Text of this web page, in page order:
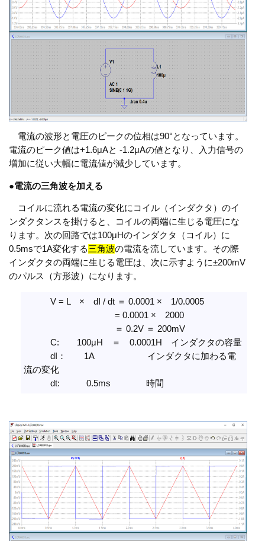
電流の波形と電圧のピークの位相は90°となっています。
電流のピーク値は+1.6μAと -1.2μAの値となり、入力信号の
増加に従い大幅に電流値が減少しています。
●電流の三角波を加える
コイルに流れる電流の変化にコイル（インダクタ）のイ
ンダクタンスを掛けると、コイルの両端に生じる電圧にな
ります。次の回路では100μHのインダクタ（コイル）に
0.5msで1A変化する三角波の電流を流しています。その際
インダクタの両端に生じる電圧は、次に示すように±200mV
のパルス（方形波）になります。
V = L × dI / dt ＝ 0.0001 × 1/0.0005
= 0.0001 × 2000
＝ 0.2V ＝ 200mV
C: 100μH ＝ 0.0001H インダクタの容量
dI： 1A インダクタに加わる電
流の変化
dt: 0.5ms 時間